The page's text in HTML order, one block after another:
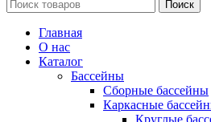
Поиск
Главная
О нас
Каталог
Бассейны
Сборные бассейны
Каркасные
Круглые